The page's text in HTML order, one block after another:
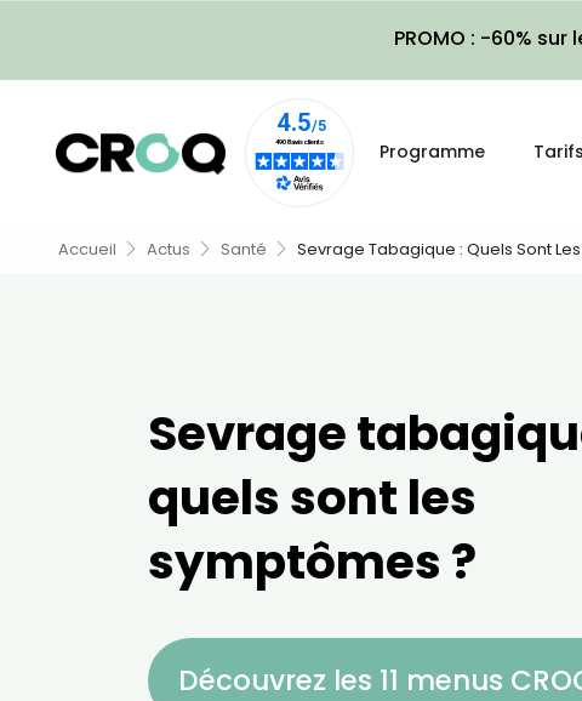
PROMO : -60%
Programme Tarifs
Accueil Actus Santé Sevrage Tabagique : Quels Sont
Sevrage
quels sont les
symptômes ?
Découvrez les 11 menus